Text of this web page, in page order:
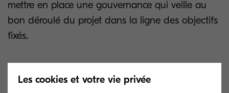
mettre en place une gouvernance qui veille au
bon déroulé du projet dans la ligne des objectifs
fixés.
1. CET ACCOMPAGNEMENT AU CHANGEMENT
Les cookies et votre vie privée